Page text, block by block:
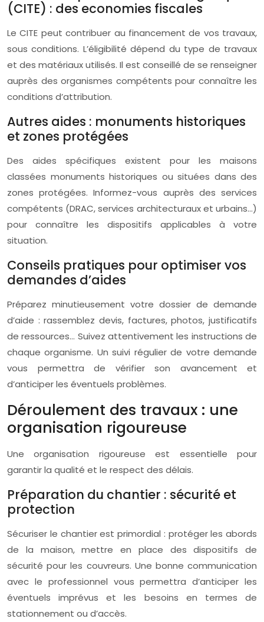
(CITE) : des economies fiscales
Le CITE peut contribuer au financement de vos travaux,
sous conditions. L’éligibilité dépend du type de travaux
et des matériaux utilisés. Il est conseillé de se renseigner
auprès des organismes compétents pour connaître les
conditions d’attribution.
Autres aides : monuments historiques
et zones protégées
Des aides spécifiques existent pour les maisons
classées monuments historiques ou situées dans des
zones protégées. Informez-vous auprès des services
compétents (DRAC, services architecturaux et urbains…)
pour connaître les dispositifs applicables à votre
situation.
Conseils pratiques pour optimiser vos
demandes d’aides
Préparez minutieusement votre dossier de demande
d’aide : rassemblez devis, factures, photos, justificatifs
de ressources… Suivez attentivement les instructions de
chaque organisme. Un suivi régulier de votre demande
vous permettra de vérifier son avancement et
d’anticiper les éventuels problèmes.
Déroulement des travaux : une
organisation rigoureuse
Une organisation rigoureuse est essentielle pour
garantir la qualité et le respect des délais.
Préparation du chantier : sécurité et
protection
Sécuriser le chantier est primordial : protéger les abords
de la maison, mettre en place des dispositifs de
sécurité pour les couvreurs. Une bonne communication
avec le professionnel vous permettra d’anticiper les
éventuels imprévus et les besoins en termes de
stationnement ou d’accès.